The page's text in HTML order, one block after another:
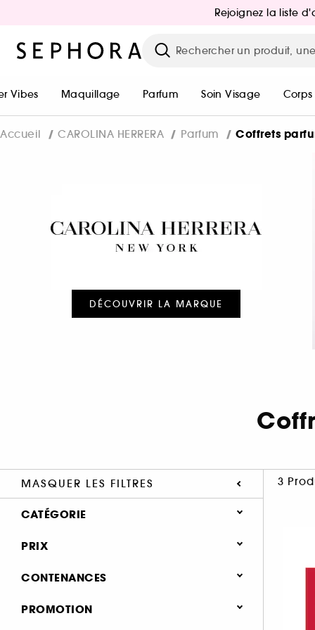
Rejoignez la liste
Vibes Maquillage Parfum Soin Visage Corps
Accueil CAROLINA HERRERA Parfum Coffrets
DÉCOUVRIR LA MARQUE
MASQUER LES FILTRES 3
CATÉGORIE
Parfum
Coffrets parfum femme (3)
PRIX
CONTENANCES
51 - 100 ml (2)
PROMOTION